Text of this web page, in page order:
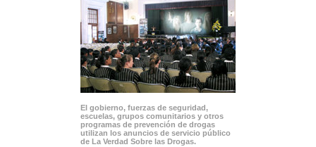
El gobierno, fuerzas de seguridad,
escuelas, grupos comunitarios y otros
programas de prevención de drogas
utilizan los anuncios de servicio público
de La Verdad Sobre las Drogas.